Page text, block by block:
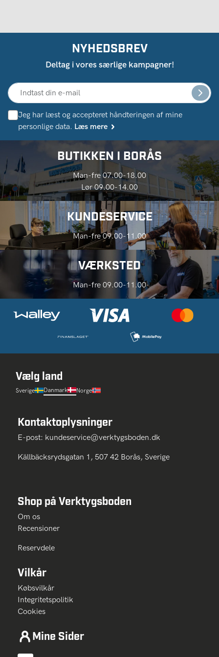
NYHEDSBREV
Deltag i vores særlige kampagner!
Jeg har læst og accepteret håndteringen af ​​mine
personlige data. Læs mere
BUTIKKEN I BORÅS
Man-fre 07.00-18.00
Lør 09.00-14.00
KUNDESERVICE
Man-fre 09.00-11.00
VÆRKSTED
Man-fre 09.00-11.00
Vælg land
Sverige Danmark Norge
Kontaktoplysninger
E-post: kundeservice@verktygsboden.dk
Källbäcksrydsgatan 1, 507 42 Borås, Sverige
Shop på Verktygsboden
Om os
Recensioner
Reservdele
Vilkår
Købsvilkår
Integritetspolitik
Cookies
Mine Sider